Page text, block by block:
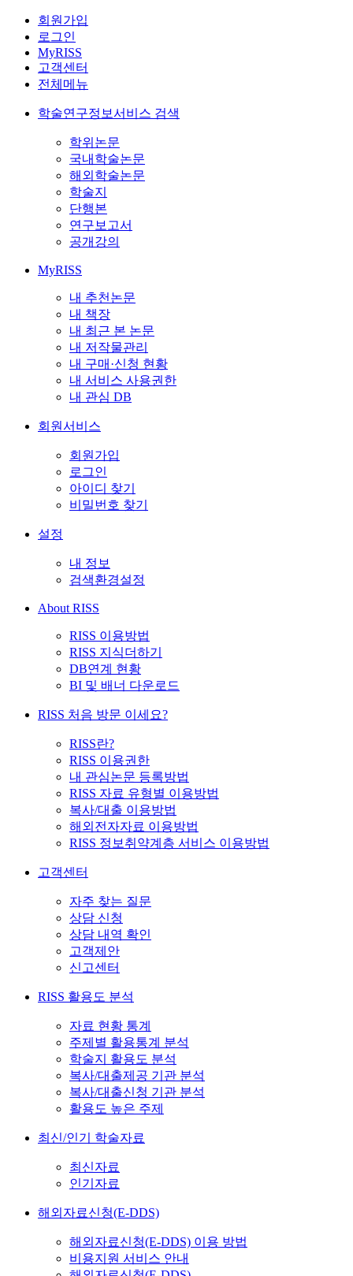
회원가입
로그인
MyRISS
고객센터
전체메뉴
학술연구정보서비스 검색
학위논문
국내학술논문
해외학술논문
학술지
단행본
연구보고서
공개강의
MyRISS
내 추천논문
내 책장
내 최근 본 논문
내 저작물관리
내 구매·신청 현황
내 서비스 사용권한
내 관심 DB
회원서비스
회원가입
로그인
아이디 찾기
비밀번호 찾기
설정
내 정보
검색환경설정
About RISS
RISS 이용방법
RISS 지식더하기
DB연계 현황
BI 및 배너 다운로드
RISS 처음 방문 이세요?
RISS란?
RISS 이용권한
내 관심논문 등록방법
RISS 자료 유형별 이용방법
복사/대출 이용방법
해외전자자료 이용방법
RISS 정보취약계층 서비스 이용방법
고객센터
자주 찾는 질문
상담 신청
상담 내역 확인
고객제안
신고센터
RISS 활용도 분석
자료 현황 통계
주제별 활용통계 분석
학술지 활용도 분석
복사/대출제공 기관 분석
복사/대출신청 기관 분석
활용도 높은 주제
최신/인기 학술자료
최신자료
인기자료
해외자료신청(E-DDS)
해외자료신청(E-DDS) 이용 방법
비용지원 서비스 안내